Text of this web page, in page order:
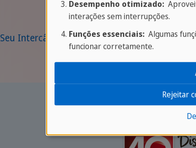
Seu Intercâmbio no Exterior / Cursos
Desempenho otimizado:
interações sem interrupções.
Funções essenciais:Algumas
funcionar corretamente.
Rejeitar